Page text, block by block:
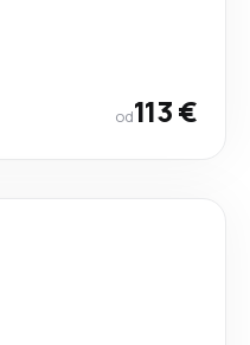
od113 €